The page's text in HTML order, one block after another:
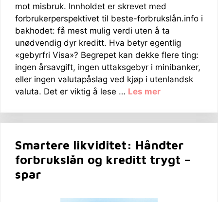
mot misbruk. Innholdet er skrevet med
forbrukerperspektivet til beste-forbrukslån.info i
bakhodet: få mest mulig verdi uten å ta
unødvendig dyr kreditt. Hva betyr egentlig
«gebyrfri Visa»? Begrepet kan dekke flere ting:
ingen årsavgift, ingen uttaksgebyr i minibanker,
eller ingen valutapåslag ved kjøp i utenlandsk
valuta. Det er viktig å lese … Les mer
Smartere likviditet: Håndter
forbrukslån og kreditt trygt –
spar